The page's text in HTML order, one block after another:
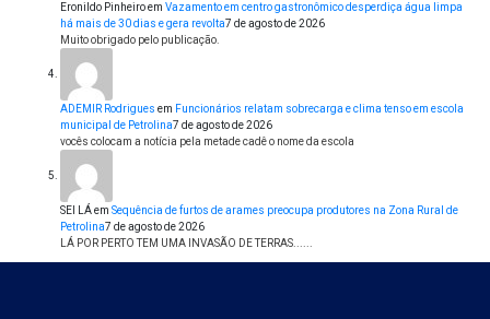
Eronildo Pinheiroem Vazamento em centro gastronômico desperdiça água limpa
há mais de 30 dias e gera revolta7 de agosto de 2026
Muito obrigado pelo publicação.
ADEMIR Rodrigues em Funcionários relatam sobrecarga e clima tenso em escola
municipal de Petrolina7 de agosto de 2026
vocês colocam a notícia pela metade cadê o nome da escola
SEI LÁem Sequência de furtos de arames preocupa produtores na Zona Rural de
Petrolina7 de agosto de 2026
LÁ POR PERTO TEM UMA INVASÃO DE TERRAS......